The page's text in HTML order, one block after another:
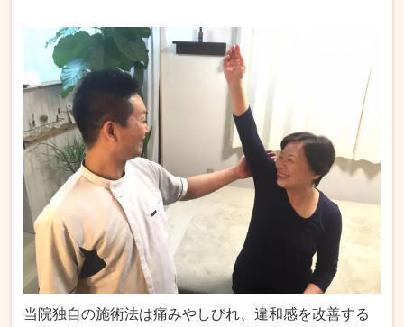
当院独自の施術法は痛みやしびれ、違和感を改善する